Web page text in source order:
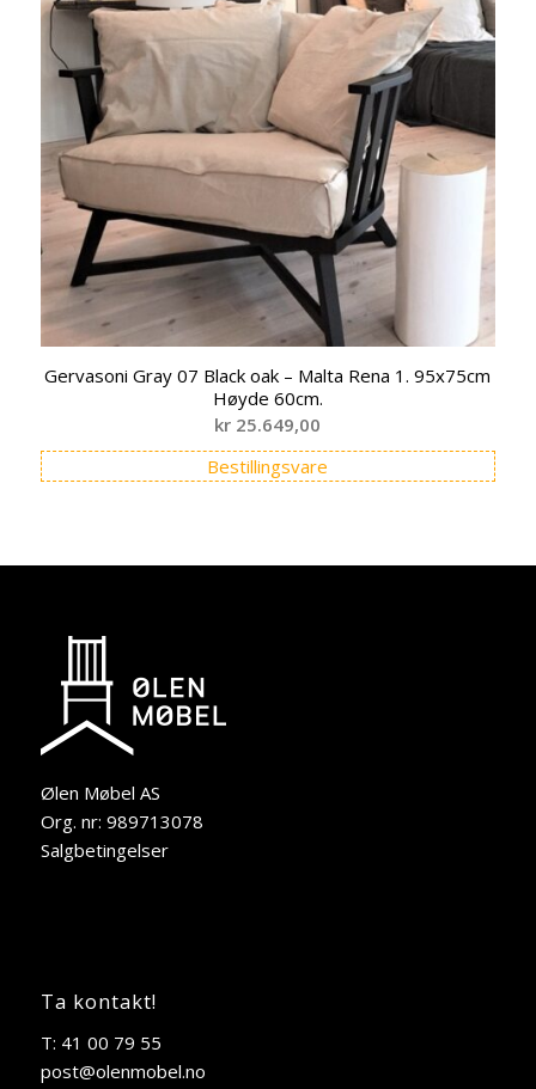
Gervasoni Gray 07 Black oak – Malta Rena 1. 95x75cm
Høyde 60cm.
kr 25.649,00
Bestillingsvare
Ølen Møbel AS
Org. nr: 989713078
Salgbetingelser
Ta kontakt!
T: 41 00 79 55
post@olenmobel.no